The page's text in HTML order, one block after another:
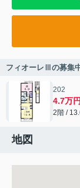
フィオーレⅢの募集
202
4.7万円
2階 /
地図